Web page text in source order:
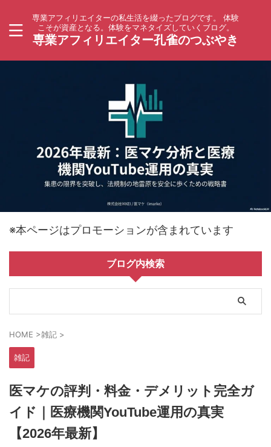
専業アフィリエイターの私生活を綴ったブログです。 体験
こそが資産となる。体験をマネタイズしていくブログ。
専業アフィリエイター孔雀のつぶやき
※本ページはプロモーションが含まれています
ブログ内検索
HOME >雑記 >
雑記
医マケの評判・料金・デメリット完全ガ
イド｜医療機関YouTube運用の真実
【2026年最新】